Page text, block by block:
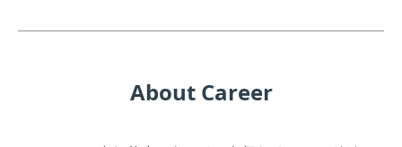
About Career